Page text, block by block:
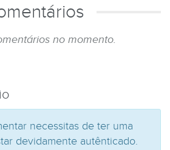
no momento.
necessitas de ter uma
devidamente autênticado.